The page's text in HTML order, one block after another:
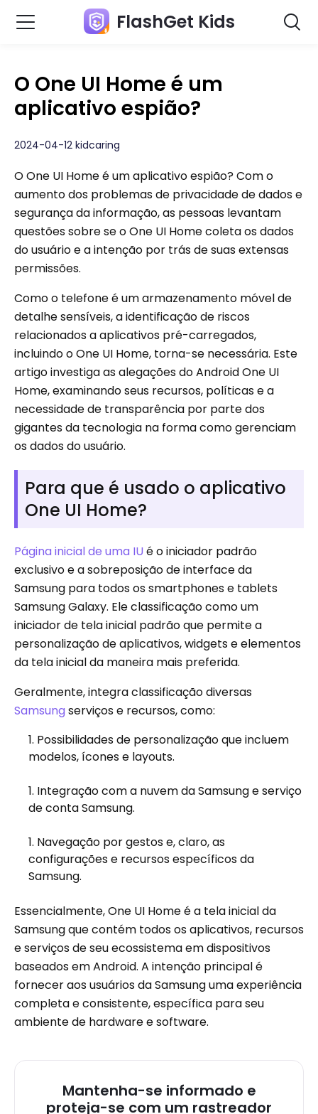
FlashGet Kids
O One UI Home é um
aplicativo espião?
2024-04-12 kidcaring
O One UI Home é um aplicativo espião? Com o
aumento dos problemas de privacidade de dados e
segurança da informação, as pessoas levantam
questões sobre se o One UI Home coleta os dados
do usuário e a intenção por trás de suas extensas
permissões.
Como o telefone é um armazenamento móvel de
detalhe sensíveis, a identificação de riscos
relacionados a aplicativos pré-carregados,
incluindo o One UI Home, torna-se necessária. Este
artigo investiga as alegações do Android One UI
Home, examinando seus recursos, políticas e a
necessidade de transparência por parte dos
gigantes da tecnologia na forma como gerenciam
os dados do usuário.
Para que é usado o aplicativo
One UI Home?
Página inicial de uma IU é o iniciador padrão
exclusivo e a sobreposição de interface da
Samsung para todos os smartphones e tablets
Samsung Galaxy. Ele classificação como um
iniciador de tela inicial padrão que permite a
personalização de aplicativos, widgets e elementos
da tela inicial da maneira mais preferida.
Geralmente, integra classificação diversas
Samsung serviços e recursos, como:
Possibilidades de personalização que incluem
modelos, ícones e layouts.
Integração com a nuvem da Samsung e serviço
de conta Samsung.
Navegação por gestos e, claro, as
configurações e recursos específicos da
Samsung.
Essencialmente, One UI Home é a tela inicial da
Samsung que contém todos os aplicativos, recursos
e serviços de seu ecossistema em dispositivos
baseados em Android. A intenção principal é
fornecer aos usuários da Samsung uma experiência
completa e consistente, específica para seu
ambiente de hardware e software.
Mantenha-se informado e
proteja-se com um rastreador